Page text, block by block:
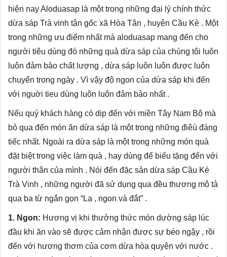
hiện nay Aloduasap là một trong những đại lý chính thức
dừa sáp Trà vinh tận gốc xã Hòa Tân , huyện Cầu Kè . Một
trong những ưu điểm nhất mà aloduasap mang đến cho
người tiêu dùng đó những quả dừa sáp của chúng tôi luôn
luôn đảm bảo chất lượng , dừa sáp luôn luôn được luôn
chuyển trong ngày . Vì vậy độ ngon của dừa sáp khi đến
với nguời tieu dùng luôn luôn đảm bảo nhất .
Nếu quý khách hàng có dịp đến với miền Tây Nam Bộ mà
bỏ qua đến món ăn dừa sáp là một trong những điêù đáng
tiếc nhất. Ngoài ra dừa sáp là một trong những món quà
đặt biệt trong việc làm quà , hay dùng để biếu tặng đến với
người thân của mình . Nói đến đặc sản dừa sáp Cầu Kè
Trà Vinh , những người đã sử dụng qua đều thương mô tả
qua ba từ ngắn gọn “Lạ , ngon và đắt” .
1. Ngon: Hương vị khi thưởng thức món dường sáp lúc
đầu khi ăn vào sẽ được cảm nhận được sự béo ngậy , rồi
đến với hương thơm của cơm dừa hòa quyện với nước .